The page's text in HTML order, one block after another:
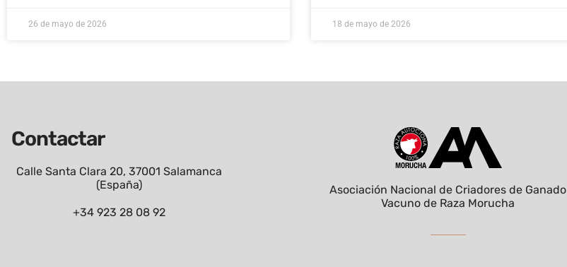
26 de mayo de 2026 18 de mayo de 2026
Contactar
Calle Santa Clara 20, 37001 Salamanca
(España)
+34 923 28 08 92
Asociación Nacional de Criadores de Ganado
Vacuno de Raza Morucha